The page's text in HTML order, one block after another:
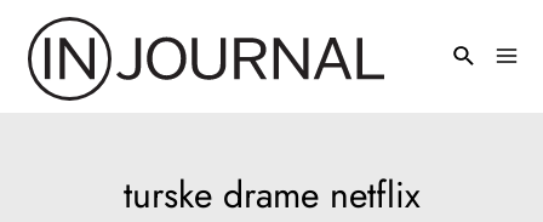
sadržaj
turske drame netflix